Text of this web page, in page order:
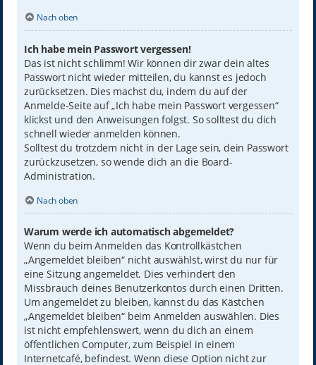
Nach oben
Ich habe mein Passwort vergessen!
Das ist nicht schlimm! Wir können dir zwar dein altes
Passwort nicht wieder mitteilen, du kannst es jedoch
zurücksetzen. Dies machst du, indem du auf der
Anmelde-Seite auf „Ich habe mein Passwort vergessen“
klickst und den Anweisungen folgst. So solltest du dich
schnell wieder anmelden können.
Solltest du trotzdem nicht in der Lage sein, dein Passwort
zurückzusetzen, so wende dich an die Board-
Administration.
Nach oben
Warum werde ich automatisch abgemeldet?
Wenn du beim Anmelden das Kontrollkästchen
„Angemeldet bleiben“ nicht auswählst, wirst du nur für
eine Sitzung angemeldet. Dies verhindert den
Missbrauch deines Benutzerkontos durch einen Dritten.
Um angemeldet zu bleiben, kannst du das Kästchen
„Angemeldet bleiben“ beim Anmelden auswählen. Dies
ist nicht empfehlenswert, wenn du dich an einem
öffentlichen Computer, zum Beispiel in einem
Internetcafé, befindest. Wenn diese Option nicht zur